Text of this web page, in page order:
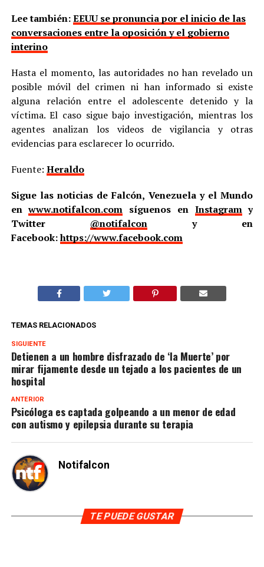
Lee también:EEUU se pronuncia por el inicio de las
conversaciones entre la oposición y el gobierno
interino
Hasta el momento, las autoridades no han revelado un
posible móvil del crimen ni han informado si existe
alguna relación entre el adolescente detenido y la
víctima. El caso sigue bajo investigación, mientras los
agentes analizan los videos de vigilancia y otras
evidencias para esclarecer lo ocurrido.
Fuente: Heraldo
Sigue las noticias de Falcón, Venezuela y el Mundo
enwww.notifalcon.com síguenos en Instagramy
Twitter @notifalcony en
Facebook:https://www.facebook.com
TEMAS RELACIONADOS
SIGUIENTE
Detienen a un hombre disfrazado de ‘la Muerte’ por
mirar fijamente desde un tejado a los pacientes de un
hospital
ANTERIOR
Psicóloga es captada golpeando a un menor de edad
con autismo y epilepsia durante su terapia
Notifalcon
TE PUEDE GUSTAR